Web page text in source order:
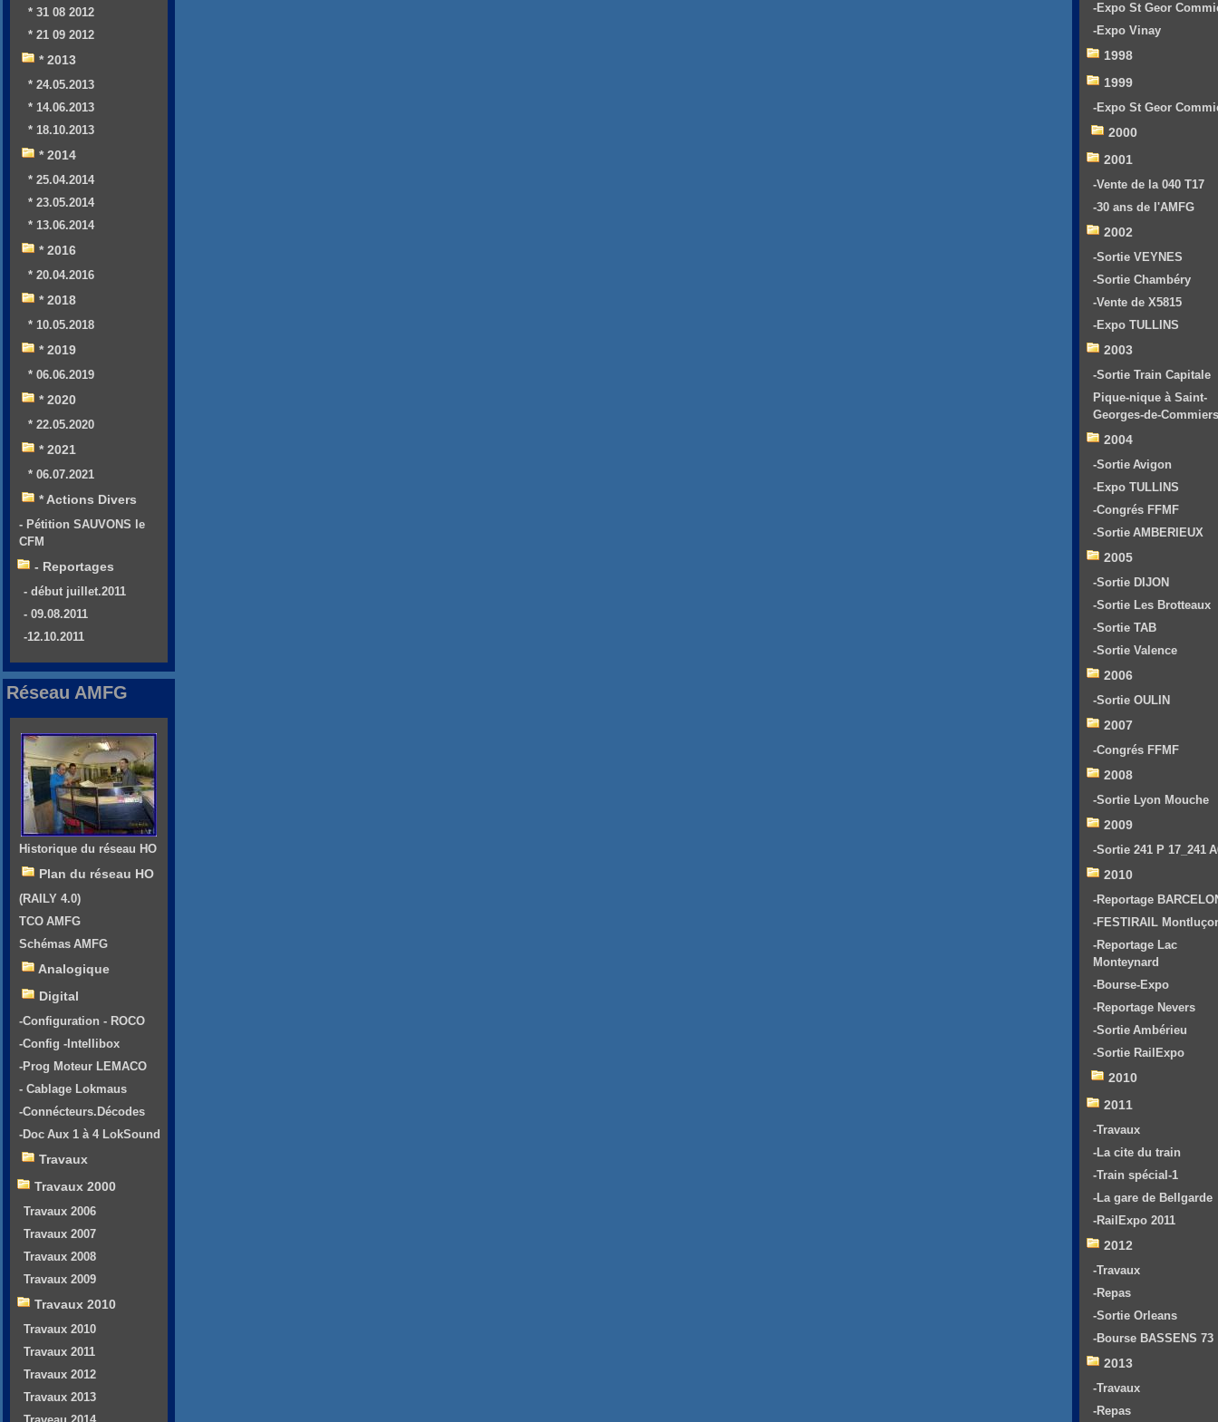
* 31 08 2012
* 21 09 2012
* 2013
* 24.05.2013
* 14.06.2013
* 18.10.2013
* 2014
* 25.04.2014
* 23.05.2014
* 13.06.2014
* 2016
* 20.04.2016
* 2018
* 10.05.2018
* 2019
* 06.06.2019
* 2020
* 22.05.2020
* 2021
* 06.07.2021
* Actions Divers
- Pétition SAUVONS le
CFM
- Reportages
- début juillet.2011
- 09.08.2011
-12.10.2011
Réseau AMFG
Historique du réseau HO
Plan du réseau HO
(RAILY 4.0)
TCO AMFG
Schémas AMFG
Analogique
Digital
-Configuration - ROCO
-Config -Intellibox
-Prog Moteur LEMACO
- Cablage Lokmaus
-Connécteurs.Décodes
-Doc Aux 1 à 4 LokSound
Travaux
Travaux 2000
Travaux 2006
Travaux 2007
Travaux 2008
Travaux 2009
Travaux 2010
Travaux 2010
Travaux 2011
Travaux 2012
Travaux 2013
-Expo St Geor
-Expo Vinay
1998
1999
-Expo St Geor
2000
2001
-Vente de la 040 T17
-30 ans de l'AMFG
2002
-Sortie VEYNES
-Sortie Chambéry
-Vente de X5815
-Expo TULLINS
2003
-Sortie Train Capitale
Pique-nique à Saint-
Georges-de-Commiers
2004
-Sortie Avigon
-Expo TULLINS
-Congrés FFMF
-Sortie AMBERIEUX
2005
-Sortie DIJON
-Sortie Les Brotteaux
-Sortie TAB
-Sortie Valence
2006
-Sortie OULIN
2007
-Congrés FFMF
2008
-Sortie Lyon Mouche
2009
-Sortie 241 P 17_241
2010
-Reportage
-FESTIRAIL
-Reportage Lac
Monteynard
-Bourse-Expo
-Reportage Nevers
-Sortie Ambérieu
-Sortie RailExpo
2010
2011
-Travaux
-La cite du train
-Train spécial-1
-La gare de Bellgarde
-RailExpo 2011
2012
-Travaux
-Repas
-Sortie Orleans
-Bourse BASSENS 73
2013
-Travaux
-Repas